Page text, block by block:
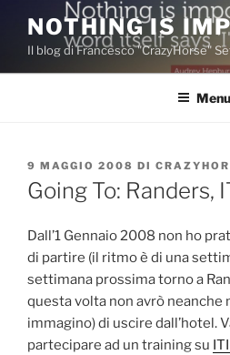
contenuto
NOTHING IS
Il blog di Francesco "CrazyHorse"
Menu
PUBBLICATO
IL
9 MAGGIO 2008 DI
Going To: Randers,
Dall’1 Gennaio 2008 non ho
di partire (il ritmo è di una
settimana prossima torno a
questa volta non avrò neanche
immagino) di uscire dall’hotel.
partecipare ad un training su